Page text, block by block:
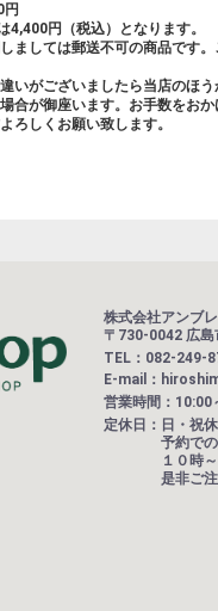
4,400円（税込）となります。
ましては郵送不可の商品です。
いがございましたら当店のほう
合が御座います。お手数をおか
ろしくお願い致します。
株式会社アンブ
〒730-0042 広島
TEL：082-249-
E-mail：
営業時間：10:00
定休日： 日・祝
予約で
１０時
是非ご